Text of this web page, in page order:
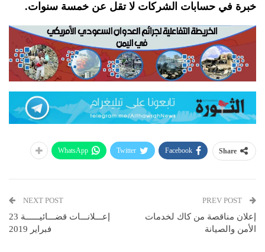
خبرة في حسابات الشركات لا تقل عن خمسة سنوات.
Share
Facebook
Twitter
WhatsApp
إعلان مناقصة من كاك لخدمات
الأمن والصيانة
NEXT POST
إعـــلانـــات قضـــائيــــــة 23
فبراير 2019